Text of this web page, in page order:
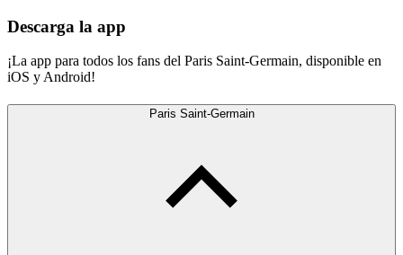
Descarga la app
¡La app para todos los fans del Paris Saint-Germain, disponible en
iOS y Android!
Paris Saint-Germain